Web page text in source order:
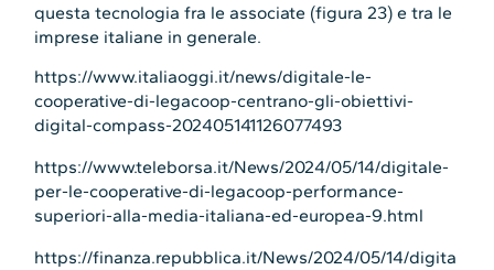
questa tecnologia fra le associate (figura 23) e tra le
imprese italiane in generale.
https://www.italiaoggi.it/news/digitale-le-
cooperative-di-legacoop-centrano-gli-obiettivi-
digital-compass-202405141126077493
https://www.teleborsa.it/News/2024/05/14/digitale-
per-le-cooperative-di-legacoop-performance-
superiori-alla-media-italiana-ed-europea-9.html
https://finanza.repubblica.it/News/2024/05/14/digita